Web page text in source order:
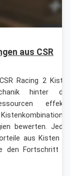
aus CSR
Racing 2
hinter
bewerten.
aus Kisten
den Fortschritt